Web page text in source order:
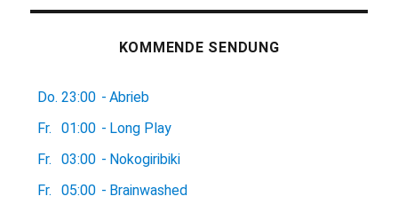
KOMMENDE SENDUNG
Do. 23:00 - Abrieb
Fr.
01:00 - Long Play
Fr.
03:00 - Nokogiribiki
Fr.
05:00 - Brainwashed